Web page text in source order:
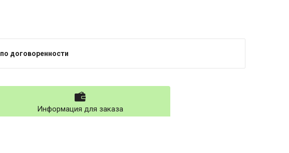
по договоренности
Информация для заказа